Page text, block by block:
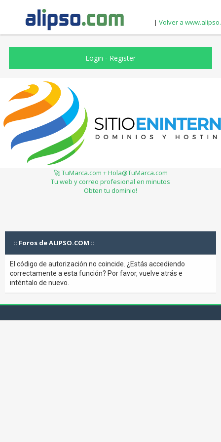
| Volver a
Login - Register
🚀 TuMarca.com + Hola@TuMarca.com
Tu web y correo profesional en minutos
Obten tu dominio!
:: Foros de ALIPSO.COM ::
El código de autorización no coincide. ¿Estás accediendo
correctamente a esta función? Por favor, vuelve atrás e
inténtalo de nuevo.